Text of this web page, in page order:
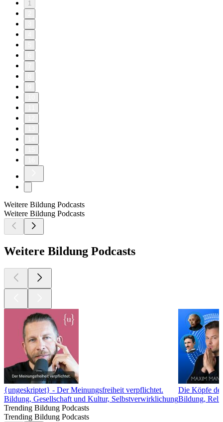
1
Weitere Bildung Podcasts
Weitere Bildung Podcasts
Weitere Bildung Podcasts
{ungeskriptet} - Der Meinungsfreiheit verpflichtet.
Bildung, Gesellschaft und Kultur, Selbstverwirklichung
Die Köpfe
Bildung,
Trending Bildung Podcasts
Trending Bildung Podcasts